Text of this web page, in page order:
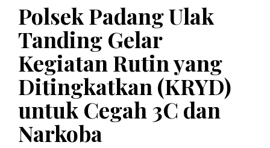
Polsek Padang Ulak
Tanding Gelar
Kegiatan Rutin yang
Ditingkatkan (KRYD)
untuk Cegah 3C dan
Narkoba